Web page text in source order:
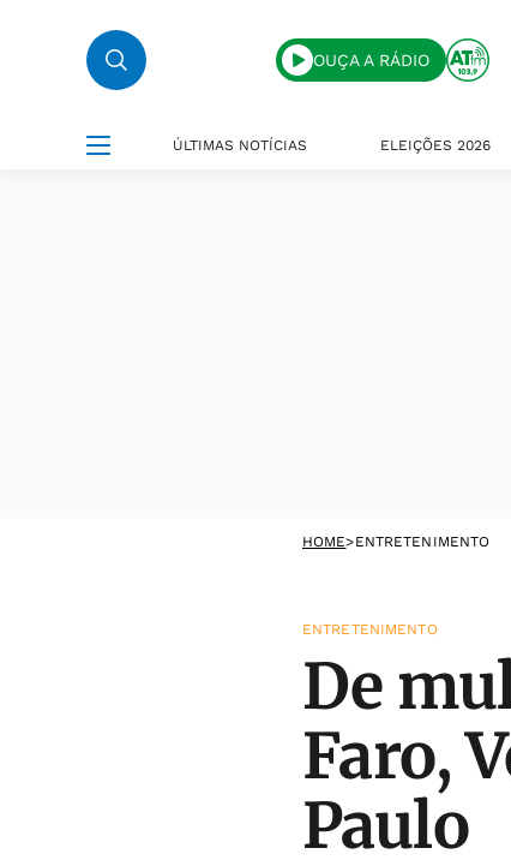
OUÇA A RÁDIO
ÚLTIMAS NOTÍCIAS ELEIÇÕES 2026
HOME>ENTRETENIMENTO
ENTRETENIMENTO
De
Faro,
Paulo